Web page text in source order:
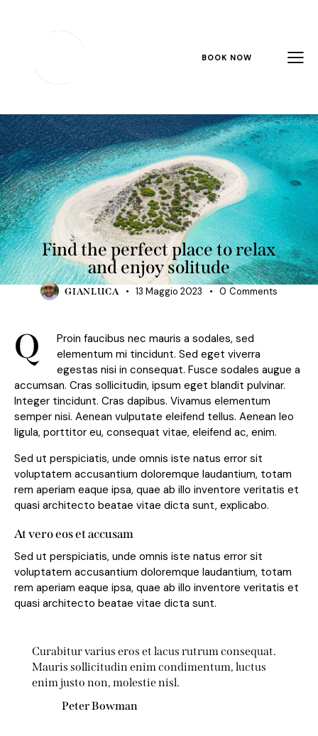
BOOK NOW
TRAVELING
Find the perfect place to relax
and enjoy solitude
GIANLUCA 13 Maggio 2023 0 Comments
Q
Proin faucibus nec mauris a sodales, sed
elementum mi tincidunt. Sed eget viverra
egestas nisi in consequat. Fusce sodales augue a
accumsan. Cras sollicitudin, ipsum eget blandit pulvinar.
Integer tincidunt. Cras dapibus. Vivamus elementum
semper nisi. Aenean vulputate eleifend tellus. Aenean leo
ligula, porttitor eu, consequat vitae, eleifend ac, enim.
Sed ut perspiciatis, unde omnis iste natus error sit
voluptatem accusantium doloremque laudantium, totam
rem aperiam eaque ipsa, quae ab illo inventore veritatis et
quasi architecto beatae vitae dicta sunt, explicabo.
At vero eos et accusam
Sed ut perspiciatis, unde omnis iste natus error sit
voluptatem accusantium doloremque laudantium, totam
rem aperiam eaque ipsa, quae ab illo inventore veritatis et
quasi architecto beatae vitae dicta sunt.
Curabitur varius eros et lacus rutrum consequat.
Mauris sollicitudin enim condimentum, luctus
enim justo non, molestie nisl.
Peter Bowman